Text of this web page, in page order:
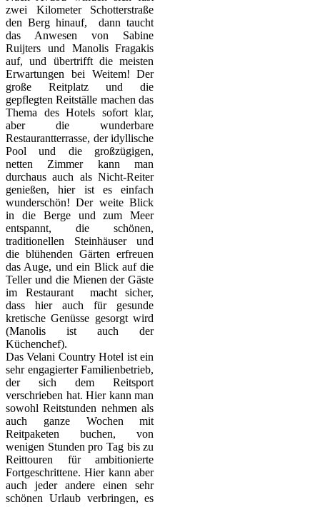
zwei Kilometer Schotterstraße
den Berg hinauf, dann taucht
das Anwesen von Sabine
Ruijters und Manolis Fragakis
auf, und übertrifft die meisten
Erwartungen bei Weitem! Der
große Reitplatz und die
gepflegten Reitställe machen das
Thema des Hotels sofort klar,
aber die wunderbare
Restaurantterrasse, der idyllische
Pool und die großzügigen,
netten Zimmer kann man
durchaus auch als Nicht-Reiter
genießen, hier ist es einfach
wunderschön! Der weite Blick
in die Berge und zum Meer
entspannt, die schönen,
traditionellen Steinhäuser und
die blühenden Gärten erfreuen
das Auge, und ein Blick auf die
Teller und die Mienen der Gäste
im Restaurant macht sicher,
dass hier auch für gesunde
kretische Genüsse gesorgt wird
(Manolis ist auch der
Küchenchef).
Das Velani Country Hotel ist ein
sehr engagierter Familienbetrieb,
der sich dem Reitsport
verschrieben hat. Hier kann man
sowohl Reitstunden nehmen als
auch ganze Wochen mit
Reitpaketen buchen, von
wenigen Stunden pro Tag bis zu
Reittouren für ambitionierte
Fortgeschrittene. Hier kann aber
auch jeder andere einen sehr
schönen Urlaub verbringen, es